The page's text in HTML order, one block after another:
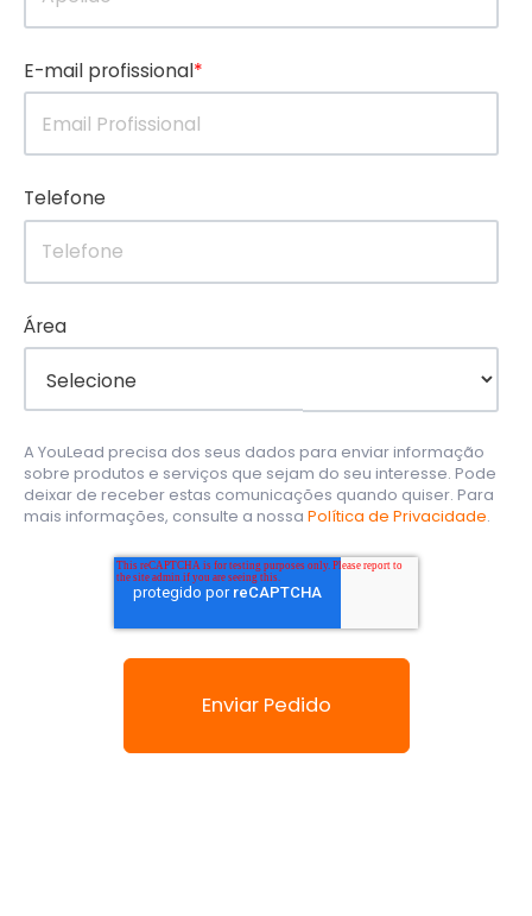
E-mail profissional*
Telefone
Área
A YouLead precisa dos seus dados para enviar informação
sobre produtos e serviços que sejam do seu interesse. Pode
deixar de receber estas comunicações quando quiser. Para
mais informações, consulte a nossa Política de Privacidade.